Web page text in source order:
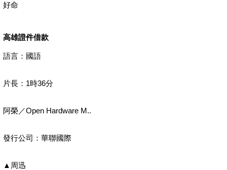
好命
高雄證件借款
語言：國語
片長：1時36分
阿榮／Open Hardware M..
發行公司：華聯國際
▲周迅